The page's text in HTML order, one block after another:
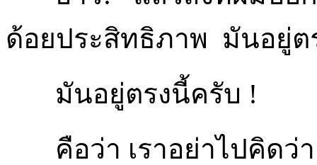
ด้อยประสิทธิภาพ มันอยู่ต
มันอยู่ตรงนี้ครับ !
คือว่า เราอย่าไปคิดว่า